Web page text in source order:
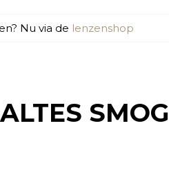
Nu via de lenzenshop
SMOG